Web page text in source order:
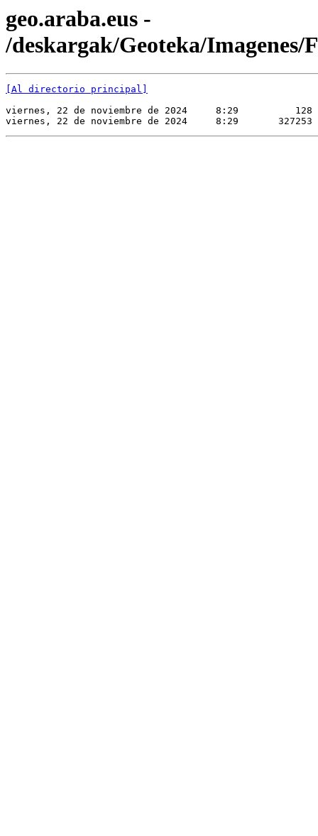
geo.araba.eus -
/deskargak/Geoteka/
[Al directorio principal]
viernes, 22 de noviembre de 2024     8:29          128
viernes, 22 de noviembre de 2024     8:29       327253